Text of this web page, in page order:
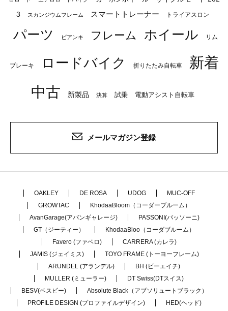
3
スカンジウムフレーム スマートトレーナー トライアスロン
パーツ ビアンキ フレーム ホイール リム
ブレーキ ロードバイク 折りたたみ自転車
新着
中古
新製品 決算 試乗 電動アシスト自転車
メールマガジン登録
OAKLEY DE ROSA UDOG
MUC-OFF
GROWTAC
KhodaaBloom（コーダーブルーム）
AvanGarage(アバンギャレージ)
PASSONI(パッソーニ)
GT（ジーティー）
KhodaaBloo（コーダブルーム）
Favero (ファベロ)
CARRERA (カレラ)
JAMIS (ジェイミス)
TOYO FRAME (トーヨーフレーム)
ARUNDEL (アランデル)
BH (ビーエイチ)
MULLER (ミューラー)
DT Swiss(DTスイス)
BESV(ベスビー)
Absolute Black（アブソリュートブラック）
PROFILE DESIGN (プロファイルデザイン)
HED(ヘッド)